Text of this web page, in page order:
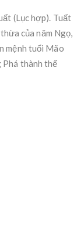
(Lục hợp). Tuất
của năm Ngọ,
mệnh tuổi Mão
Phá thành thế